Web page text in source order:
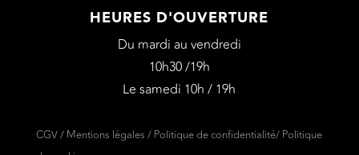
HEURES D'OUVERTURE
Du mardi au vendredi
10h30 /19h
Le samedi 10h / 19h
CGV/ Mentions légales /Politique de confidentialité/ Politique